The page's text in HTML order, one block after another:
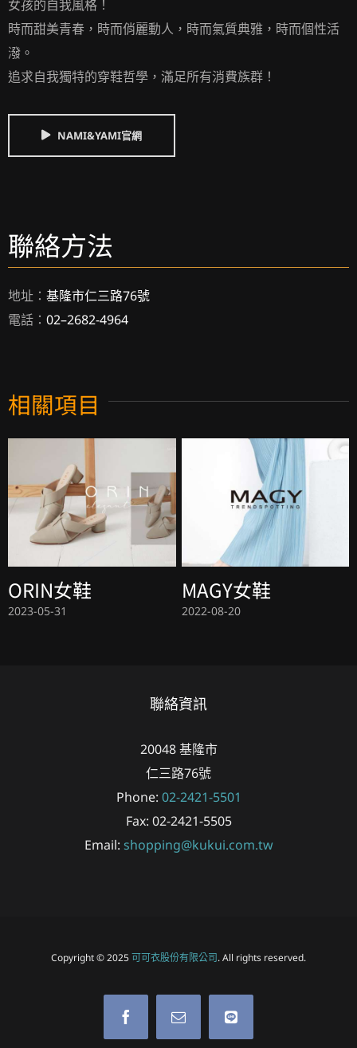
女孩的自我風格！
時而甜美青春，時而俏麗動人，時而氣質典雅，時而個性活
潑。
追求自我獨特的穿鞋哲學，滿足所有消費族群！
NAMI&YAMI官網
聯絡方法
地址： 基隆市仁三路76號
電話： 02–2682-4964
相關項目
ORIN女鞋
2023-05-31
MAGY女鞋
2022-08-20
聯絡資訊
20048基隆市
仁三路76號
Phone: 02-2421-5501
Fax: 02-2421-5505
Email: shopping@kukui.com.tw
Copyright © 2025可可衣股份有限公司. All rights reserved.
FacebookEmail LINE